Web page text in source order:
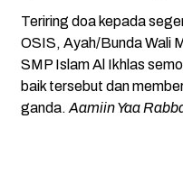
Teriring doa kepada
OSIS, Ayah/Bunda Wali
SMP Islam Al Ikhlas
baik tersebut dan
ganda. Aamiin Yaa